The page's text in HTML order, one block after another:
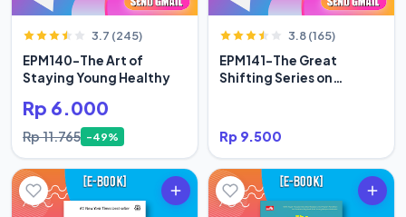
3.7 (245)
EPM140-The Art of
Staying Young Healthy
Rp 6.000
Rp 11.765 -49%
3.8 (165)
EPM141-The Great
Shifting Series on
Rp 9.500